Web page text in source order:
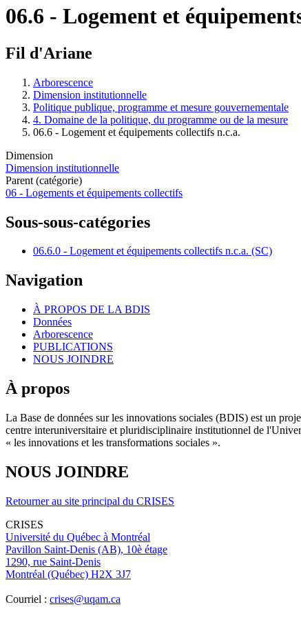
06.6 - Logement et
Fil d'Ariane
Arborescence
Dimension institutionnelle
Politique publique, programme et mesure gouvernementale
4. Domaine de la politique, du programme ou de la mesure
06.6 - Logement et équipements collectifs n.c.a.
Dimension
Dimension institutionnelle
Parent (catégorie)
06 - Logements et équipements collectifs
Sous-sous-catégories
06.6.0 - Logement et équipements collectifs n.c.a. (SC)
Navigation
À PROPOS DE LA BDIS
Données
Arborescence
PUBLICATIONS
NOUS JOINDRE
À propos
La Base de données sur les innovations sociales (BDIS) est un
centre interuniversitaire et pluridisciplinaire institutionnel de
« les innovations et les transformations sociales ».
NOUS JOINDRE
Retourner au site principal du CRISES
CRISES
Université du Québec à Montréal
Pavillon Saint-Denis (AB), 10è étage
1290, rue Saint-Denis
Montréal (Québec) H2X 3J7
Courriel : crises@uqam.ca